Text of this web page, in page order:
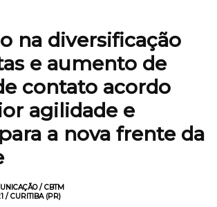
na diversificação
e aumento de
contato acordo
agilidade e
a nova frente da
/ CBTM
/ CURITIBA (PR)